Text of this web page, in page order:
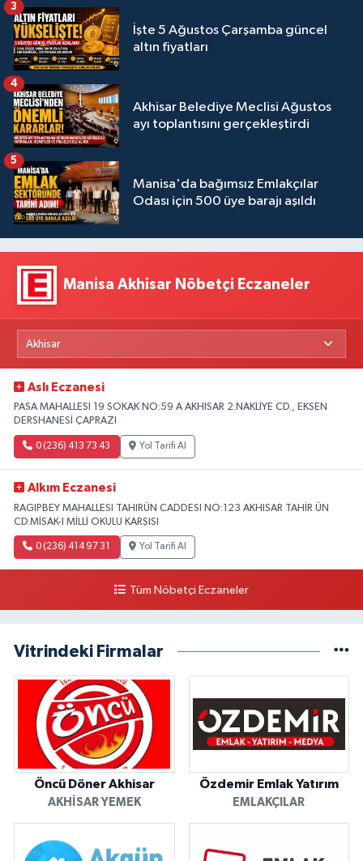
İşte 5 Ağustos Çarşamba güncel
altın fiyatları
3
Akhisar Belediye Meclisi Ağustos
ayı toplantısını gerçekleştirdi
4
Manisa'da bağımsız Emlakçılar
Odası için 500 üye barajı aşıldı
5
Manisa Akhisar Nöbetçi Eczaneler
Aslı Eczanesi
PASA MAHALLESI 19 SOKAK NO:59 A AKHISAR 2.NAKLİYE CD., EKSEN
DERSHANESİ ÇAPRAZI
0 (236) 413 73 43 Yol Tarifi Al
Alkım Eczanesi
RAGIPBEY MAHALLESI TAHIRÜN CADDESI NO:123 AKHISAR TAHİR ÜN
CD.MİSAK-I MİLLİ OKULU KARŞISI
0 (236) 414 97 31 Yol Tarifi Al
Tüm Nöbetçi Eczaneler
Vitrindeki Firmalar
Öncü Döner Akhisar
AKHISAR YEMEK
Özdemir Emlak Yatırım
EMLAKÇILAR